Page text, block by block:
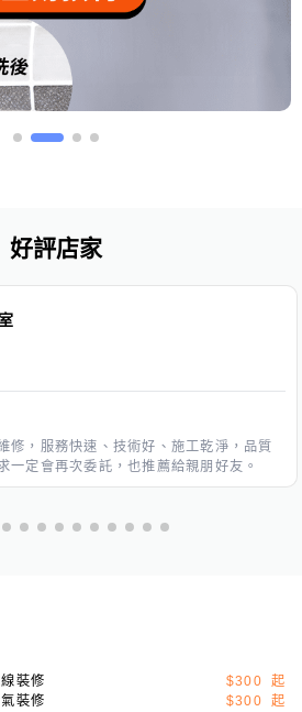
好評店家
修，服務快速、技術好、施工乾淨，品質
一定會再次委託，也推薦給親朋好友。
裝修
$300
裝修
$300